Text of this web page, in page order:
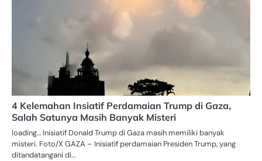
4 Kelemahan Insiatif Perdamaian Trump di Gaza,
Salah Satunya Masih Banyak Misteri
loading… Inisiatif Donald Trump di Gaza masih memiliki banyak
misteri. Foto/X GAZA – Inisiatif perdamaian Presiden Trump, yang
ditandatangani di…